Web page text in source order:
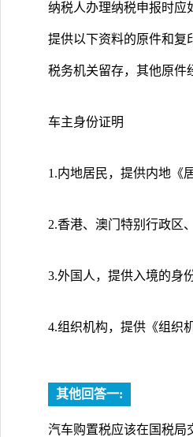
纳税人办理纳税申报时应
提供以下资料的原件和复
税务机关留存，其他原件
车主身份证明
1.内地居民，提供内地《
2.香港、澳门特别行政区
3.外国人，提供入境的身
4.组织机构，提供《组织
其他回答一:
汽车购置税应该在国税局